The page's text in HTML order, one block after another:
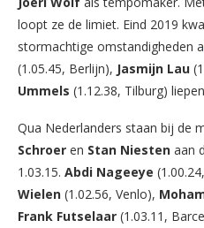
loopt ze de limiet. Eind 2019
stormachtige omstandigheden
(1.05.45, Berlijn), Jasmijn Lau
Ummels (1.12.38, Tilburg)
Qua Nederlanders staan bij de
Schroer en Stan Niesten aan
1.03.15. Abdi Nageeye
Wielen (1.02.56, Venlo),
Frank Futselaar (1.03.11,